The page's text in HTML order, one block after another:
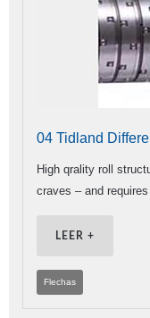
04 Tidland
High qrality roll
craves – and
LEER +
Flechas